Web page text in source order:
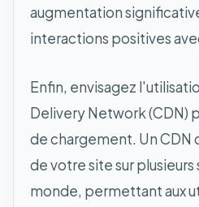
augmentation
interactions positives
Enfin, envisagez
Delivery Network (CDN)
de chargement. Un CDN
de votre site sur plusieurs
monde, permettant aux